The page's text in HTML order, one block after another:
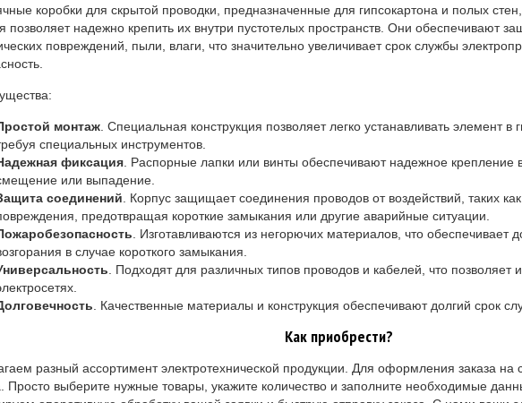
коробки для скрытой проводки, предназначенные для гипсокартона и полых стен,
позволяет надежно крепить их внутри пустотелых пространств. Они обеспечивают
повреждений, пыли, влаги, что значительно увеличивает срок службы
монтаж. Специальная конструкция позволяет легко устанавливать элемент в
специальных инструментов.
фиксация. Распорные лапки или винты обеспечивают надежное крепление
или выпадение.
соединений . Корпус защищает соединения проводов от воздействий, таких
предотвращая короткие замыкания или другие аварийные ситуации.
. Изготавливаются из негорючих материалов, что обеспечивает
в случае короткого замыкания.
. Подходят для различных типов проводов и кабелей, что позволяет
. Качественные материалы и конструкция обеспечивают долгий срок
Как приобрести?
разный ассортимент электротехнической продукции. Для оформления заказа на
выберите нужные товары, укажите количество и заполните необходимые